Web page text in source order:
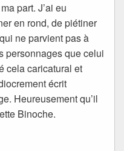
part. J’ai eu
en rond, de piétiner
ne parvient pas à
personnages que celui
cela caricatural et
écrit
Heureusement qu’il
Binoche.